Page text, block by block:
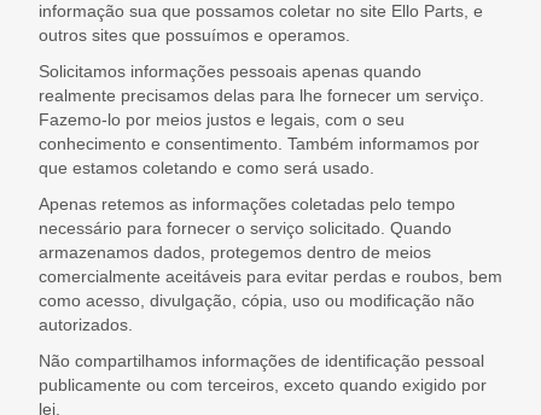
Mangueiras
Anéis Trava
Parafuso e Porcas
Linha Diesel
Início
Quem Somos
Seja Nosso Representante
Contato
informação sua que possamos coletar no site Ello Parts, e
outros sites que possuímos e operamos.
Solicitamos informações pessoais apenas quando
realmente precisamos delas para lhe fornecer um serviço.
Fazemo-lo por meios justos e legais, com o seu
conhecimento e consentimento. Também informamos por
que estamos coletando e como será usado.
Apenas retemos as informações coletadas pelo tempo
necessário para fornecer o serviço solicitado. Quando
armazenamos dados, protegemos dentro de meios
comercialmente aceitáveis ​​para evitar perdas e roubos, bem
como acesso, divulgação, cópia, uso ou modificação não
autorizados.
Não compartilhamos informações de identificação pessoal
publicamente ou com terceiros, exceto quando exigido por
lei.